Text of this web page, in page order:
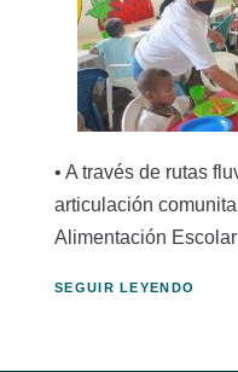
• A través de rutas
articulación
Alimentación
SEGUIR LEYENDO